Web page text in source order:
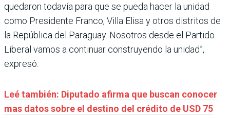
quedaron todavía para que se pueda hacer la unidad
como Presidente Franco, Villa Elisa y otros distritos de
la República del Paraguay. Nosotros desde el Partido
Liberal vamos a continuar construyendo la unidad”,
expresó.
Leé también: Diputado afirma que buscan conocer
mas datos sobre el destino del crédito de USD 75